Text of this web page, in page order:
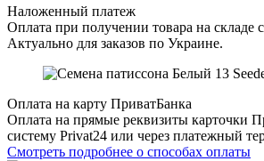
Наложенный платеж
Оплата при получении товара на складе
Актуально для заказов по Украине.
Оплата на карту ПриватБанка
Оплата на прямые реквизиты карточки
систему Privat24 или через платежный
Смотреть подробнее о способах оплаты